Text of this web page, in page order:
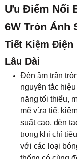
trong khi chỉ
với các loại
thống có cùng
Hệ thống driver
phát sáng nhất
quá trình khởi
kiểm soát điện
thể tiết kiệm
khi sử dụng
phòng, cửa
Bên cạnh lợi
góp phần giảm
và bảo vệ môi